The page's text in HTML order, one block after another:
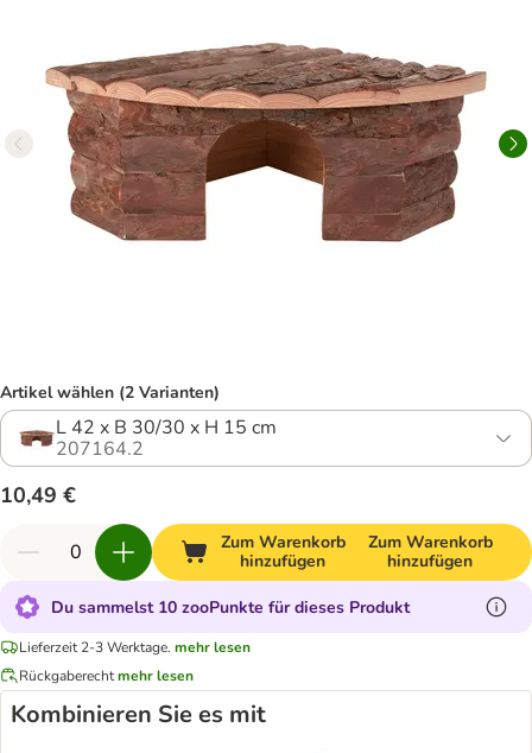
Artikel wählen (2 Varianten)
L 42 x B 30/30 x H 15 cm
207164.2
10,49 €
Zum Warenkorb
hinzufügen
Zum Warenkorb
hinzufügen
Du sammelst 10 zooPunkte für dieses Produkt
Lieferzeit 2-3 Werktage. mehr lesen
Rückgaberechtmehr lesen
Kombinieren Sie es mit